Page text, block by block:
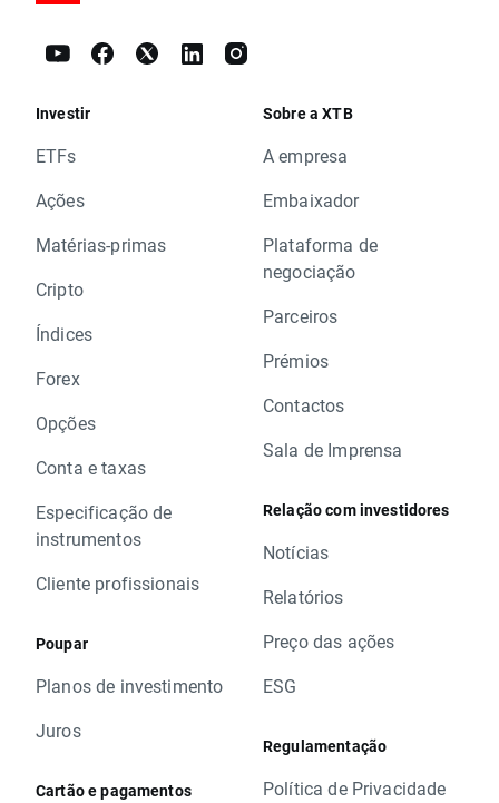
Investir
ETFs
Ações
Matérias-primas
Cripto
Índices
Forex
Opções
Conta e taxas
Especificação de
instrumentos
Cliente profissionais
Poupar
Planos de investimento
Juros
Cartão e pagamentos
Sobre a XTB
A empresa
Embaixador
Plataforma de
negociação
Parceiros
Prémios
Contactos
Sala de Imprensa
Relação com investidores
Notícias
Relatórios
Preço das ações
ESG
Regulamentação
Política de Privacidade